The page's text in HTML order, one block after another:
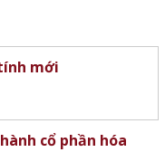
mới
cổ phần hóa